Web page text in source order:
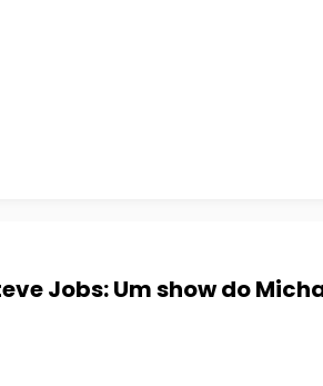
Jobs: Um show do